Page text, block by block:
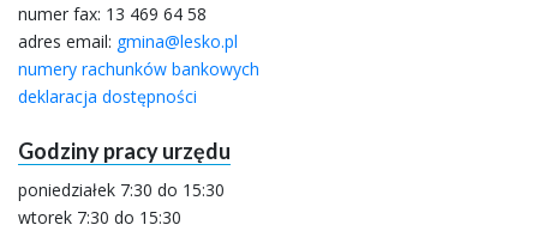
numer fax: 13 469 64 58
adres email: gmina@lesko.pl
numery rachunków bankowych
deklaracja dostępności
Godziny pracy urzędu
poniedziałek 7:30 do 15:30
wtorek 7:30 do 15:30